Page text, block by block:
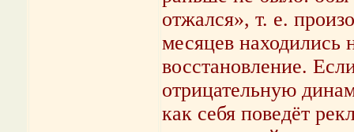
отжался», т. е.
месяцев находились
восстановление.
отрицательную
как себя поведёт